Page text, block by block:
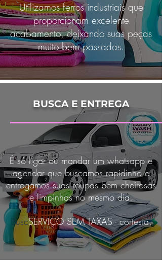
Utilizamos ferros industriais que
proporcionam excelente
acabamento, deixando suas peças
muito bem passadas.
É só ligar ou mandar um whatsapp e
agendar que buscamos rapidinho e
entregamos suas roupas bem cheirosas
e limpinhas no mesmo dia.
BuscSERVIÇO SEM TAXAS - cortesia.
BUSCA E ENTREGA